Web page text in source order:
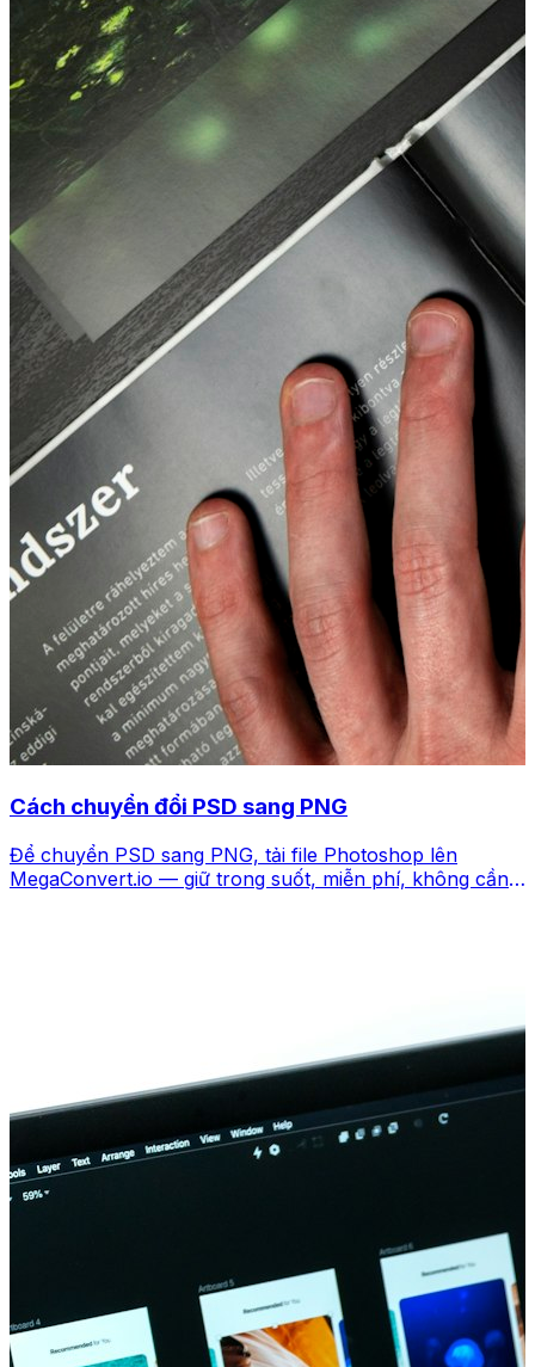
Cách chuyển đổi PSD sang PNG
Để chuyển PSD sang PNG, tải file Photoshop lên
MegaConvert.io — giữ trong suốt, miễn phí, không cần